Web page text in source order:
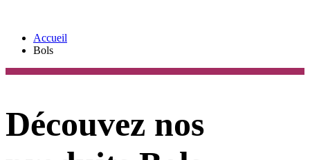
Accueil
Bols
Découvez nos